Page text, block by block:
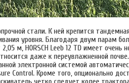
стали. К ней крепится
уровня. Благодаря двум парам
м, HORSCH Leeb 12 TD имеет очень
даже к переувлажненной
электронной системой
Control. Кроме того, опционально